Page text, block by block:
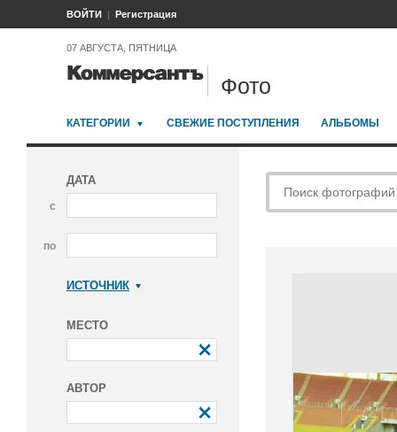
ВОЙТИ Регистрация
07 АВГУСТА, ПЯТНИЦА
Фото
КАТЕГОРИИ СВЕЖИЕ ПОСТУПЛЕНИЯ АЛЬБОМЫ
ДАТА
с
по
ИСТОЧНИК
МЕСТО
АВТОР